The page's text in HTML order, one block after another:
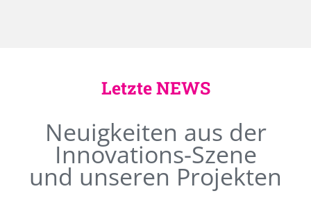
Letzte NEWS
Neuigkeiten aus der
Innovations-Szene
und unseren Projekten